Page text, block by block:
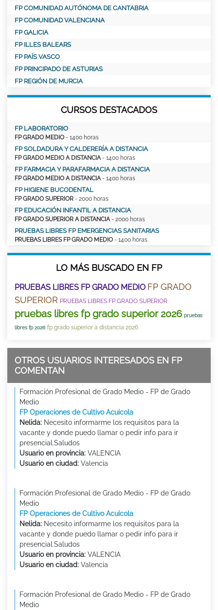
FP COMUNIDAD AUTÓNOMA DE CANTABRIA
FP COMUNIDAD VALENCIANA
FP GALICIA
FP ILLES BALEARS
FP PAÍS VASCO
FP PRINCIPADO DE ASTURIAS
FP REGIÓN DE MURCIA
CURSOS DESTACADOS
FP LABORATORIO
FP GRADO MEDIO - 1400 horas
FP SOLDADURA Y CALDERERÍA A DISTANCIA
FP GRADO MEDIO A DISTANCIA - 1400 horas
FP FARMACIA Y PARAFARMACIA A DISTANCIA
FP GRADO MEDIO A DISTANCIA - 1400 horas
FP HIGIENE BUCODENTAL
FP GRADO SUPERIOR - 2000 horas
FP EDUCACIÓN INFANTIL A DISTANCIA
FP GRADO SUPERIOR A DISTANCIA - 2000 horas
PRUEBAS LIBRES FP EMERGENCIAS SANITARIAS
PRUEBAS LIBRES FP GRADO MEDIO - 1400 horas
LO MÁS BUSCADO EN FP
PRUEBAS LIBRES FP GRADO MEDIO FP GRADO
SUPERIOR PRUEBAS LIBRES FP GRADO SUPERIOR
pruebas libres fp grado superior 2026 pruebas
libres fp 2026 fp grado superior a distancia 2026
OTROS USUARIOS INTERESADOS EN FP
COMENTAN
Formación Profesional de Grado Medio - FP de Grado
Medio
FP Operaciones de Cultivo Acuícola
Nelida: Necesito informarme los requisitos para la
vacante y donde puedo llamar o pedir info para ir
presencial.Saludos
Usuario en provincia: VALENCIA
Usuario en ciudad: Valencia
Formación Profesional de Grado Medio - FP de Grado
Medio
FP Operaciones de Cultivo Acuícola
Nelida: Necesito informarme los requisitos para la
vacante y donde puedo llamar o pedir info para ir
presencial.Saludos
Usuario en provincia: VALENCIA
Usuario en ciudad: Valencia
Formación Profesional de Grado Medio - FP de Grado
Medio